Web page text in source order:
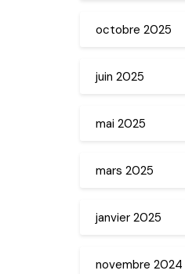
octobre 2025
juin 2025
mai 2025
mars 2025
janvier 2025
novembre 2024